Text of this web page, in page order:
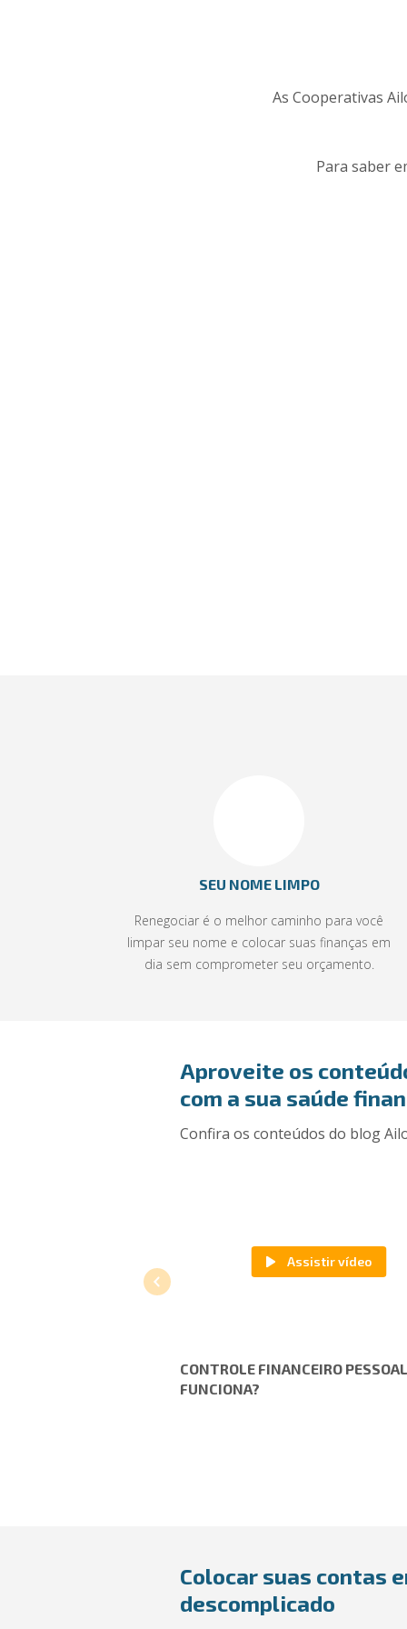
As Cooperativas
Para saber
SEU NOME LIMPO
Renegociar é o melhor caminho para você
limpar seu nome e colocar suas finanças em
dia sem comprometer seu orçamento.
Aproveite os
com a sua saúde
Confira os conteúdos do blog
CONTROLE FINANCEIRO
FUNCIONA?
Colocar suas contas
descomplicado